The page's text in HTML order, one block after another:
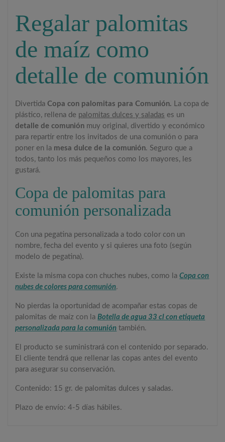
Regalar palomitas
de maíz como
detalle de comunión
Divertida Copa con palomitas para Comunión. La copa de
plástico, rellena de palomitas dulces y saladas es un
detalle de comunión muy original, divertido y económico
para repartir entre los invitados de una comunión o para
poner en la mesa dulce de la comunión. Seguro que a
todos, tanto los más pequeños como los mayores, les
gustará.
Copa de palomitas para
comunión personalizada
Con una pegatina personalizada a todo color con un
nombre, fecha del evento y si quieres una foto (según
modelo de pegatina).
Existe la misma copa con chuches nubes, como laCopa con
nubes de colores para comunión.
No pierdas la oportunidad de acompañar estas copas de
palomitas de maíz con laBotella de agua 33 cl con etiqueta
personalizada para la comunión también.
El producto se suministrará con el contenido por separado.
El cliente tendrá que rellenar las copas antes del evento
para asegurar su conservación.
Contenido: 15 gr. de palomitas dulces y saladas.
Plazo de envío: 4-5 días hábiles.